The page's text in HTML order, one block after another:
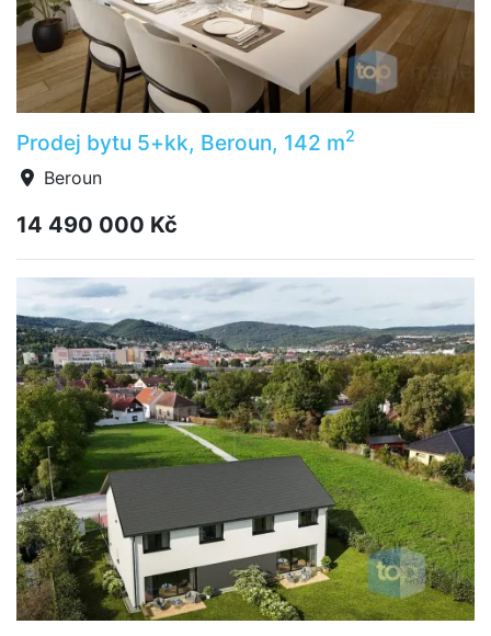
Prodej bytu 5+kk, Beroun, 142 m2
Beroun
14 490 000 Kč